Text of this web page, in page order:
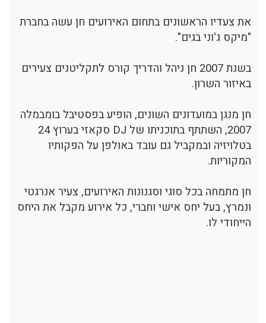
את צעדיו הראשונים בתחום האירועים חן עשה בחברת
"מיקס ג'וני בגים".
בשנת 2007 חן ניהל והדריך קורס לתקליטנים צעירים
באיזור השרון.
חן מנגן במועדונים השונים, הופיע בפסטיבל בומבמלה
2007, השתתף בתוכניתו של DJ סקאזי בערוץ 24
בטלויזיה ובמקביל גם עובד באולפן על הפקותיו
המקוריות.
חן מתמחה בכל סוגי וסגנונות האירועים, צעיר אנרגטי
ונמרץ, בעל יחס אישי וחברי, כל אירוע מקבל את היחס
הייחודי לו.